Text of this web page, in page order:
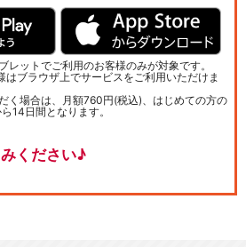
レットでご利用のお客様のみが対象です。
はブラウザ上でサービスをご利用いただけま
く場合は、月額760円(税込)、はじめての方の
14日間となります。
ください♪